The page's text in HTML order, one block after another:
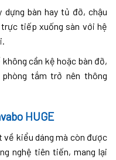
dựng bàn hay tủ đỡ, chậu
tiếp xuống sàn với hệ
cần kệ hoặc bàn đỡ,
tắm trở nên thông
HUGE
về kiểu dáng mà còn được
nghệ tiên tiến, mang lại